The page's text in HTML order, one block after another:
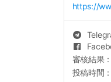
https://
審核結果：
投稿時間：